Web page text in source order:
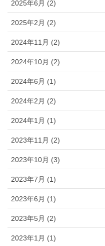
2025年6月 (2)
2025年2月 (2)
2024年11月 (2)
2024年10月 (2)
2024年6月 (1)
2024年2月 (2)
2024年1月 (1)
2023年11月 (2)
2023年10月 (3)
2023年7月 (1)
2023年6月 (1)
2023年5月 (2)
2023年1月 (1)